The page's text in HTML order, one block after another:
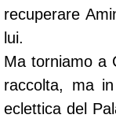
recuperare
lui.
Ma torniamo a
raccolta, ma
eclettica del